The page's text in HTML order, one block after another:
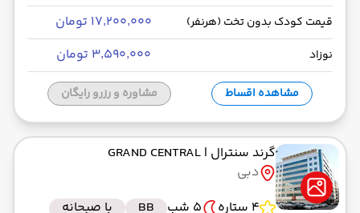
قیمت کودک بدون تخت (هرنفر) ۱۷٬۲۰۰٬۰۰۰ تومان
نوزاد ۳٬۵۹۰٬۰۰۰ تومان
مشاهده اقساط مشاوره و رزرو رایگان
گرند سنترال | GRAND CENTRAL
دبی
4 ستاره
5 شب BB با صبحانه